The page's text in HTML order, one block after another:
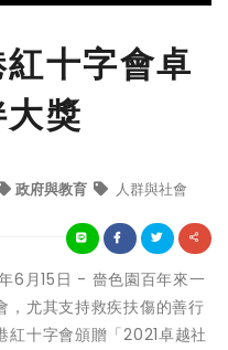
十字會卓
獎
政府與教育 人群與社會
6月15日 - 嗇色園百年來一
，尤其支持救疾扶傷的善行
紅十字會頒贈「2021卓越社